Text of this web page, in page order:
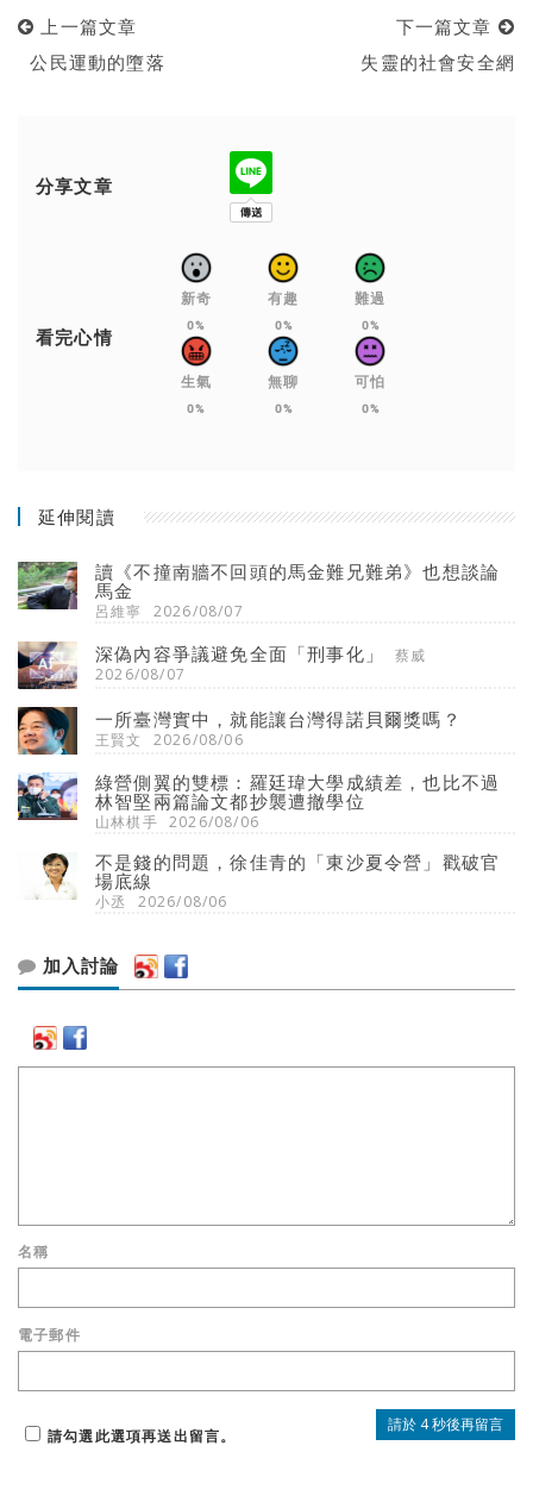
上一篇文章
公民運動的墮落
下一篇文章
失靈的社會安全網
分享文章
看完心情
新奇
0%
有趣
0%
難過
0%
生氣
0%
無聊
0%
可怕
0%
延伸閱讀
讀《不撞南牆不回頭的馬金難兄難弟》也想談論
馬金
呂維寧 2026/08/07
深偽內容爭議避免全面「刑事化」
蔡威
2026/08/07
一所臺灣實中，就能讓台灣得諾貝爾獎嗎？
王賢文 2026/08/06
綠營側翼的雙標：羅廷瑋大學成績差，也比不過
林智堅兩篇論文都抄襲遭撤學位
山林棋手 2026/08/06
不是錢的問題，徐佳青的「東沙夏令營」戳破官
場底線
小丞 2026/08/06
加入討論
名稱
電子郵件
請勾選此選項再送出留言。